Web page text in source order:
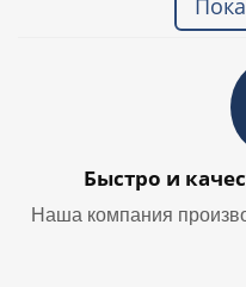
Быстро и
Наша компания